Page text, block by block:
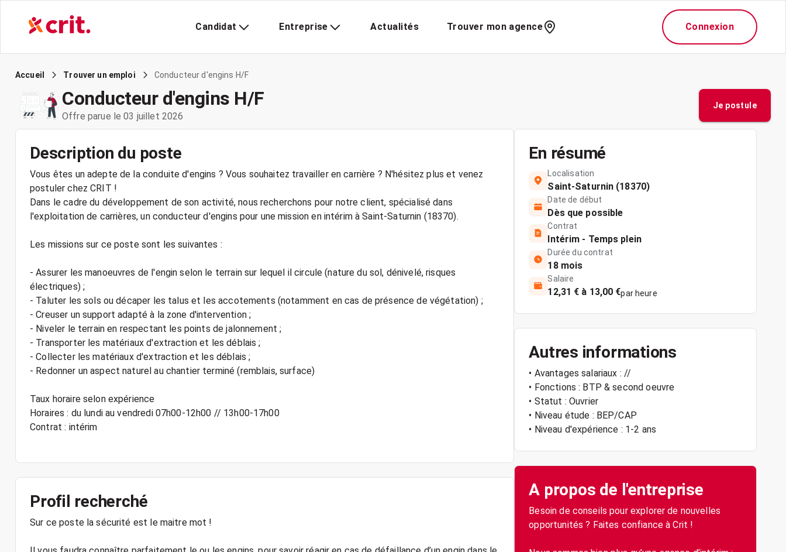
Candidat Entreprise Actualités Trouver mon agence Connexion
Accueil Trouver un emploi Conducteur d'engins H/F
Conducteur d'engins H/F
Offre parue le 03 juillet 2026
Je postule
Description du poste
Vous êtes un adepte de la conduite d'engins ? Vous souhaitez travailler en carrière ? N'hésitez plus et venez
postuler chez CRIT !
Dans le cadre du développement de son activité, nous recherchons pour notre client, spécialisé dans
l'exploitation de carrières, un conducteur d'engins pour une mission en intérim à Saint-Saturnin (18370).
Les missions sur ce poste sont les suivantes :
- Assurer les manoeuvres de l'engin selon le terrain sur lequel il circule (nature du sol, dénivelé, risques
électriques) ;
- Taluter les sols ou décaper les talus et les accotements (notamment en cas de présence de végétation) ;
- Creuser un support adapté à la zone d'intervention ;
- Niveler le terrain en respectant les points de jalonnement ;
- Transporter les matériaux d'extraction et les déblais ;
- Collecter les matériaux d'extraction et les déblais ;
- Redonner un aspect naturel au chantier terminé (remblais, surface)
Taux horaire selon expérience
Horaires : du lundi au vendredi 07h00-12h00 // 13h00-17h00
Contrat : intérim
Profil recherché
Sur ce poste la sécurité est le maitre mot !
En résumé
Localisation
Saint-Saturnin (18370)
Date de début
Dès que possible
Contrat
Intérim - Temps plein
Durée du contrat
18 mois
Salaire
12,31 € à 13,00 €par heure
Autres informations
• Avantages salariaux : //
• Fonctions : BTP & second oeuvre
• Statut : Ouvrier
• Niveau étude : BEP/CAP
• Niveau d'expérience : 1-2 ans
A propos de l'entreprise
Besoin de conseils pour explorer de nouvelles
opportunités ? Faites confiance à Crit !